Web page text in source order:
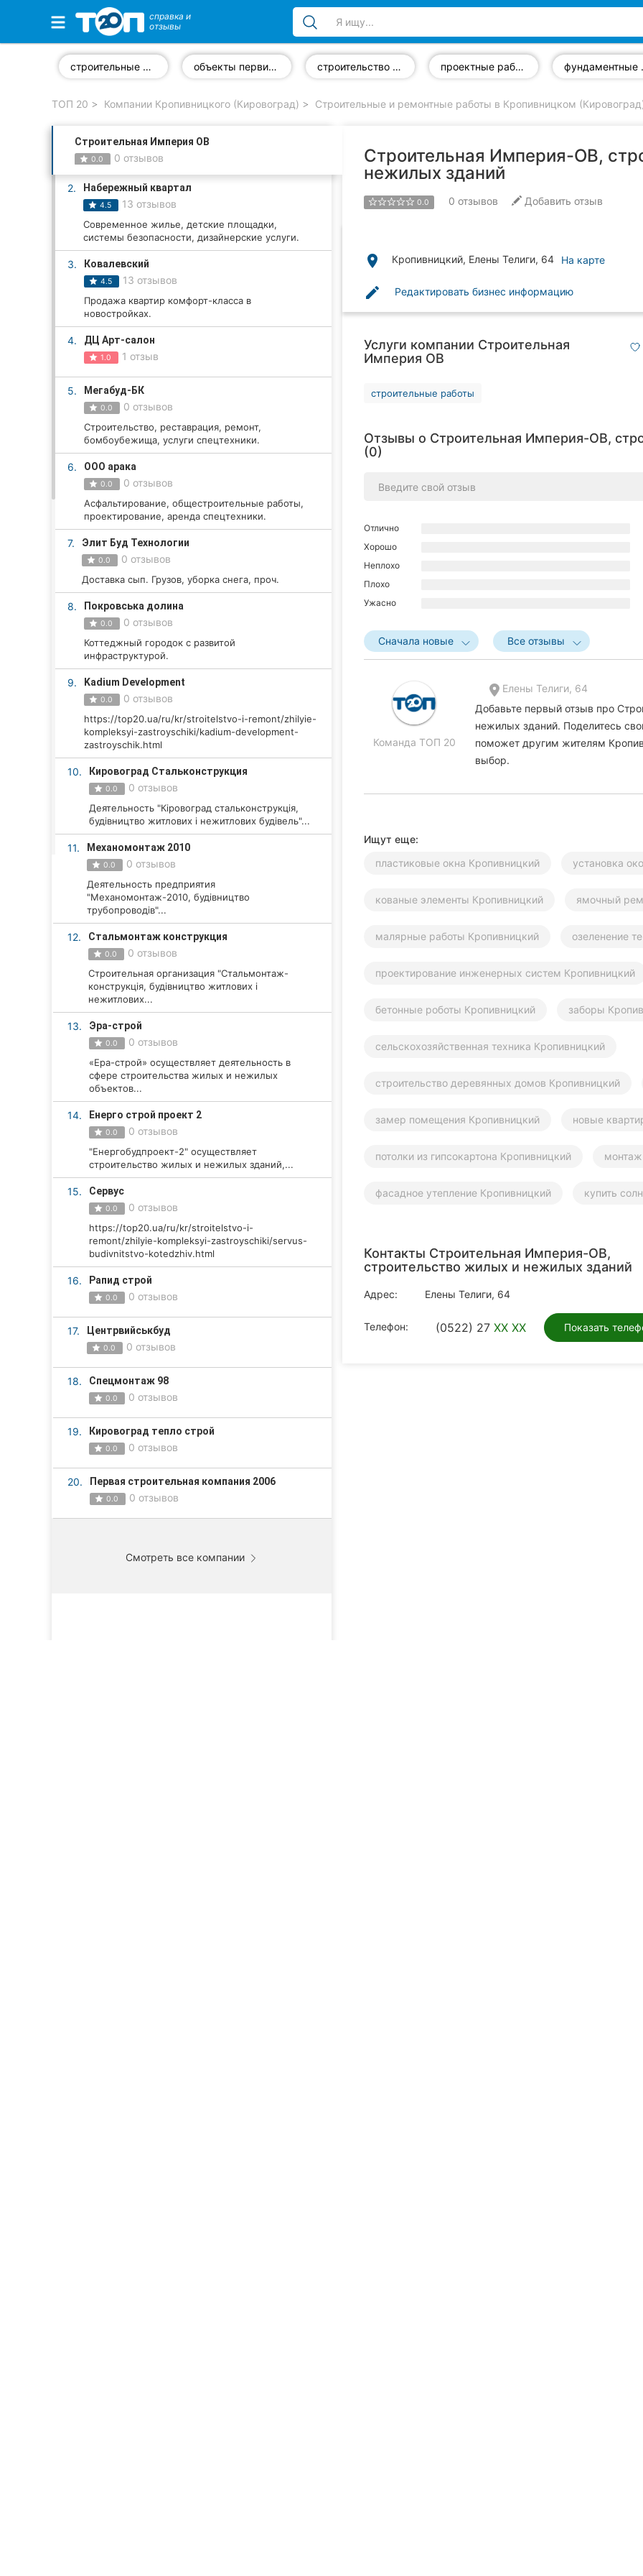
Избранные компании
Стоматологии
Частные клиники
Ветеринарные клиники
Автошколы
Рестораны
Все рубрики
Кропивницкий
Житомир
Хмельницкий
Запорожье
Кривой Рог
Херсон
Черкассы
Карпаты
справка и
отзывы
строительные работы объекты первичного рынка строительство домов проектные работы
ТОП 20 Компании Кропивницкого (Кировоград) Строительные и ремонтные работы в Кропивницком
Строительная Империя ОВ
0.0 0 отзывов
2. Набережный квартал
4.5 13 отзывов
Современное жилье, детские площадки,
системы безопасности, дизайнерские услуги.
3. Ковалевский
4.5 13 отзывов
Продажа квартир комфорт-класса в
новостройках.
4. ДЦ Арт-салон
1.0 1 отзыв
5. Мегабуд-БК
0.0 0 отзывов
Строительство, реставрация, ремонт,
бомбоубежища, услуги спецтехники.
6. ООО арака
0.0 0 отзывов
Асфальтирование, общестроительные работы,
проектирование, аренда спецтехники.
7. Элит Буд Технологии
0.0 0 отзывов
Доставка сып. Грузов, уборка снега, проч.
8. Покровська долина
0.0 0 отзывов
Коттеджный городок с развитой
инфраструктурой.
9. Kadium Development
0.0 0 отзывов
https://top20.ua/ru/kr/stroitelstvo-i-remont/zhilyie-
kompleksyi-zastroyschiki/kadium-development-
zastroyschik.html
10. Кировоград Стальконструкция
0.0 0 отзывов
Деятельность "Кіровоград стальконструкція,
будівництво житлових і нежитлових будівель"...
11. Механомонтаж 2010
0.0 0 отзывов
Деятельность предприятия
"Механомонтаж-2010, будівництво
трубопроводів"...
12. Стальмонтаж конструкция
0.0 0 отзывов
Строительная организация "Стальмонтаж-
конструкція, будівництво житлових і
нежитлових...
13. Эра-строй
0.0 0 отзывов
«Ера-строй» осуществляет деятельность в
сфере строительства жилых и нежилых
объектов...
14. Енерго строй проект 2
0.0 0 отзывов
"Енергобудпроект-2" осуществляет
строительство жилых и нежилых зданий,...
15. Сервус
0.0 0 отзывов
https://top20.ua/ru/kr/stroitelstvo-i-
remont/zhilyie-kompleksyi-zastroyschiki/servus-
budivnitstvo-kotedzhiv.html
16. Рапид строй
0.0 0 отзывов
17. Центрвийськбуд
0.0 0 отзывов
18. Спецмонтаж 98
0.0 0 отзывов
19. Кировоград тепло строй
0.0 0 отзывов
20. Первая строительная компания 2006
0.0 0 отзывов
Смотреть все компании
Строительная Империя-ОВ,
нежилых зданий
0.0 0 отзывов Добавить отзыв
place Кропивницкий, Елены Телиги, 64 На карте
edit Редактировать бизнес информацию
Услуги компании Строительная
Империя ОВ
строительные работы
Отзывы о Строительная Империя-ОВ,
(0)
Отлично
Хорошо
Неплохо
Плохо
Ужасно
Сначала новые Все отзывы
Команда ТОП 20
Елены Телиги, 64
Добавьте первый отзыв про
нежилых зданий. Поделитесь
поможет другим жителям
выбор.
Ищут еще:
пластиковые окна Кропивницкий
установка
кованые элементы Кропивницкий ямочный
малярные работы Кропивницкий озеленение
проектирование инженерных систем Кропивницкий
бетонные роботы Кропивницкий заборы
сельскохозяйственная техника Кропивницкий
строительство деревянных домов Кропивницкий
замер помещения Кропивницкий новые
потолки из гипсокартона Кропивницкий
фасадное утепление Кропивницкий купить
Контакты Строительная Империя-ОВ,
строительство жилых и нежилых зданий
Адрес: Елены Телиги, 64
Телефон: (0522) 27 XX XX Показать